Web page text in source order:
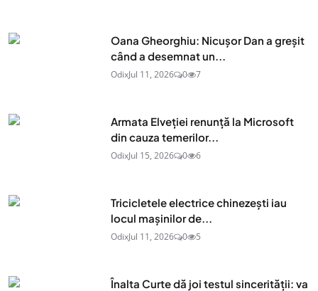
Oana Gheorghiu: Nicușor Dan a greșit
când a desemnat un...
OdixJul 11, 2026 0 7
Armata Elveției renunță la Microsoft
din cauza temerilor...
OdixJul 15, 2026 0 6
Tricicletele electrice chinezești iau
locul mașinilor de...
OdixJul 11, 2026 0 5
Înalta Curte dă joi testul sincerității: va